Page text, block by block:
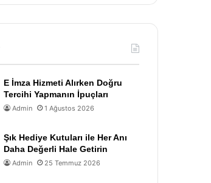
E İmza Hizmeti Alırken Doğru
Tercihi Yapmanın İpuçları
Admin 1 Ağustos 2026
Şık Hediye Kutuları ile Her Anı
Daha Değerli Hale Getirin
Admin 25 Temmuz 2026